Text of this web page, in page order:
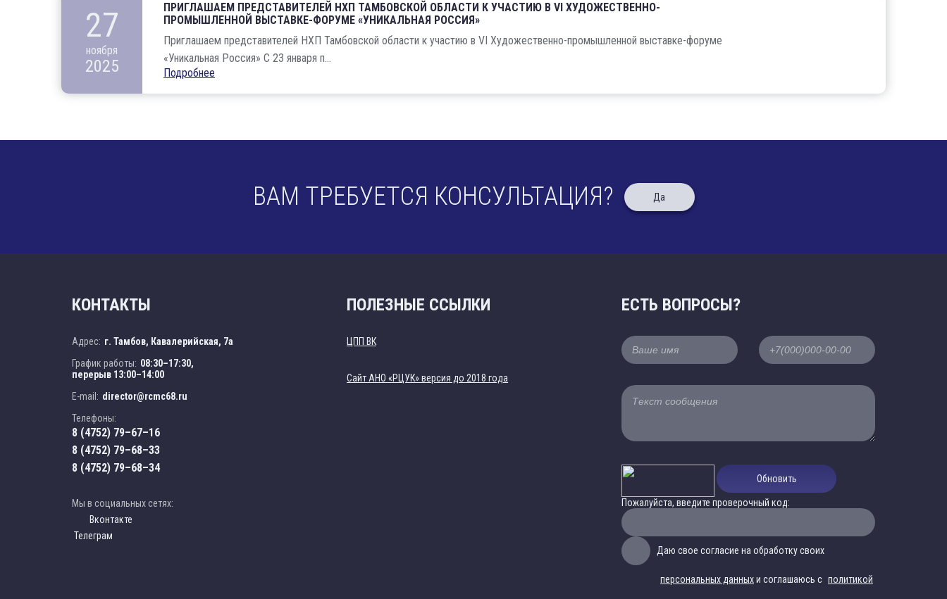
27
ноября
2025
ПРИГЛАШАЕМ ПРЕДСТАВИТЕЛЕЙ НХП ТАМБОВСКОЙ ОБЛАСТИ К УЧАСТИЮ В VI ХУДОЖЕСТВЕННО-
ПРОМЫШЛЕННОЙ ВЫСТАВКЕ-ФОРУМЕ «УНИКАЛЬНАЯ РОССИЯ»
Приглашаем представителей НХП Тамбовской области к участию в VI Художественно-промышленной выставке-форуме
«Уникальная Россия» С 23 января п...
Подробнее
ВАМ ТРЕБУЕТСЯ КОНСУЛЬТАЦИЯ? Да
КОНТАКТЫ
Адрес: г. Тамбов, Кавалерийская, 7а
График работы: 08:30–17:30,
перерыв 13:00–14:00
E-mail: director@rcmc68.ru
Телефоны:
8 (4752) 79–67–16
8 (4752) 79–68–33
8 (4752) 79–68–34
Мы в социальных сетях:
Вконтакте
Телеграм
ПОЛЕЗНЫЕ ССЫЛКИ
ЦПП ВК
Cайт АНО «РЦУК» версия до 2018 года
ЕСТЬ ВОПРОСЫ?
Обновить
Пожалуйста, введите проверочный код:
Даю свое согласие на обработку своих
персональных данныхи соглашаюсь с политикой